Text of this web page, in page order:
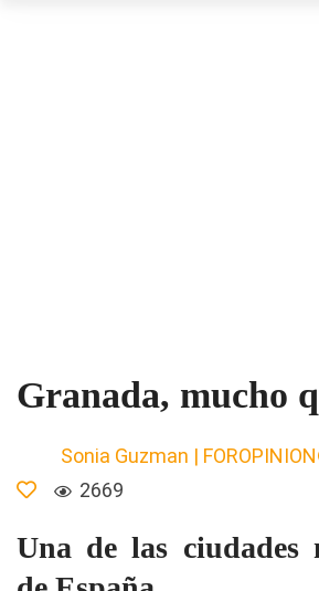
Granada, mucho
Sonia Guzman |
2669
Una de las ciudades